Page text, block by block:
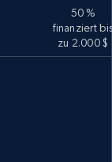
50 %
finanziert
zu 2.000 $